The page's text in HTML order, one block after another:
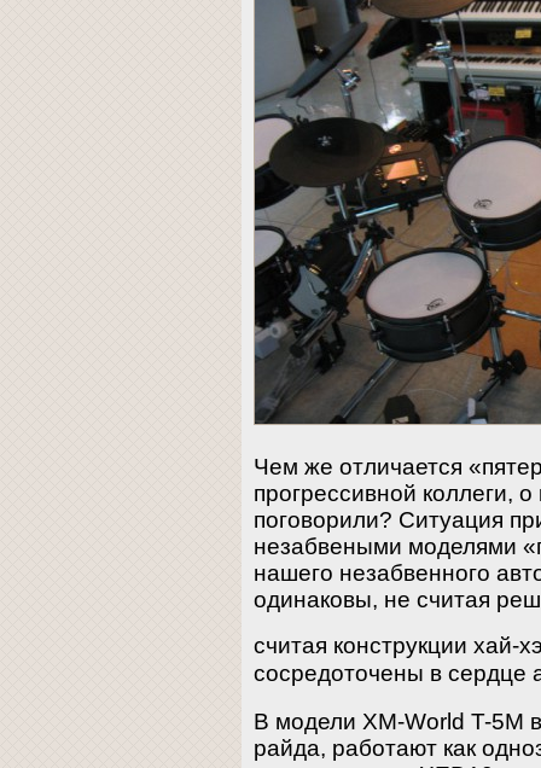
Чем же отличается
прогрессивной коллеги,
поговорили? Ситуация
незабвеными моделями
нашего незабвенного
одинаковы, не считая
считая конструкции хай-
сосредоточены в
В модели XM-World T-5M
райда, работают как